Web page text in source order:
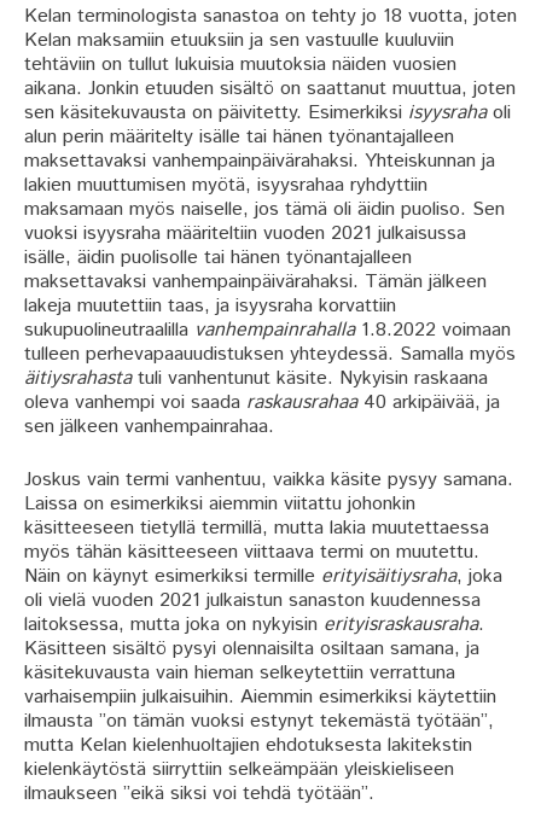
Kelan terminologista sanastoa on tehty jo 18 vuotta, joten
Kelan maksamiin etuuksiin ja sen vastuulle kuuluviin
tehtäviin on tullut lukuisia muutoksia näiden vuosien
aikana. Jonkin etuuden sisältö on saattanut muuttua, joten
sen käsitekuvausta on päivitetty. Esimerkiksi isyysrahaoli
alun perin määritelty isälle tai hänen työnantajalleen
maksettavaksi vanhempainpäivärahaksi. Yhteiskunnan ja
lakien muuttumisen myötä, isyysrahaa ryhdyttiin
maksamaan myös naiselle, jos tämä oli äidin puoliso. Sen
vuoksi isyysraha määriteltiin vuoden 2021 julkaisussa
isälle, äidin puolisolle tai hänen työnantajalleen
maksettavaksi vanhempainpäivärahaksi. Tämän jälkeen
lakeja muutettiin taas, ja isyysraha korvattiin
sukupuolineutraalilla vanhempainrahalla1.8.2022 voimaan
tulleen perhevapaauudistuksen yhteydessä. Samalla myös
äitiysrahastatuli vanhentunut käsite. Nykyisin raskaana
oleva vanhempi voi saada raskausrahaa40 arkipäivää, ja
sen jälkeen vanhempainrahaa.
Joskus vain termi vanhentuu, vaikka käsite pysyy samana.
Laissa on esimerkiksi aiemmin viitattu johonkin
käsitteeseen tietyllä termillä, mutta lakia muutettaessa
myös tähän käsitteeseen viittaava termi on muutettu.
Näin on käynyt esimerkiksi termille erityisäitiysraha, joka
oli vielä vuoden 2021 julkaistun sanaston kuudennessa
laitoksessa, mutta joka on nykyisin erityisraskausraha.
Käsitteen sisältö pysyi olennaisilta osiltaan samana, ja
käsitekuvausta vain hieman selkeytettiin verrattuna
varhaisempiin julkaisuihin. Aiemmin esimerkiksi käytettiin
ilmausta ”on tämän vuoksi estynyt tekemästä työtään”,
mutta Kelan kielenhuoltajien ehdotuksesta lakitekstin
kielenkäytöstä siirryttiin selkeämpään yleiskieliseen
ilmaukseen ”eikä siksi voi tehdä työtään”.